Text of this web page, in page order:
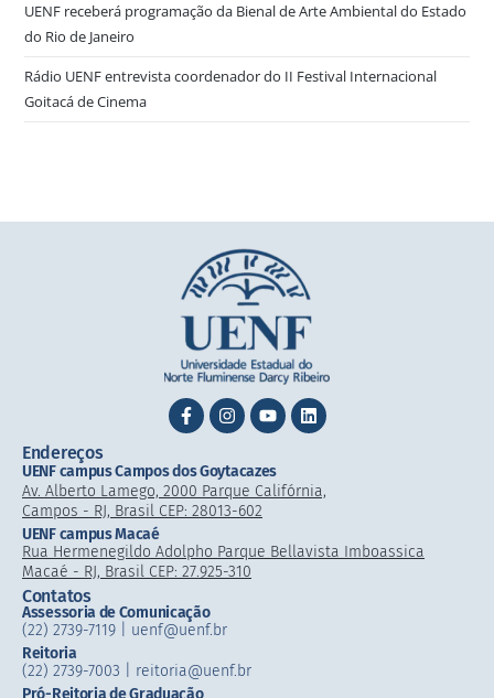
UENF receberá programação da Bienal de Arte Ambiental do Estado
do Rio de Janeiro
Rádio UENF entrevista coordenador do II Festival Internacional
Goitacá de Cinema
Endereços
UENF campus Campos dos Goytacazes
Av. Alberto Lamego, 2000 Parque Califórnia,
Campos - RJ, Brasil CEP: 28013-602
UENF campus Macaé
Rua Hermenegildo Adolpho Parque Bellavista Imboassica
Macaé - RJ, Brasil CEP: 27.925-310
Contatos
Assessoria de Comunicação
(22) 2739-7119 | uenf@uenf.br
Reitoria
(22) 2739-7003 |​ reitoria@uenf.br